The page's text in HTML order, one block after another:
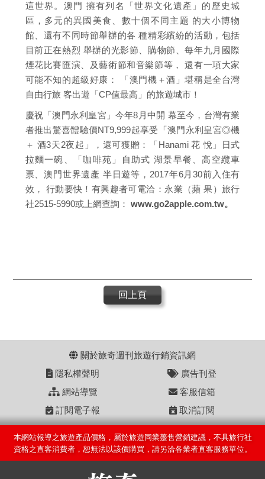
這世界。澳門 擁有列名「世界文化遺產」的歷史城
區，多元的異國美食、數十個不同主題 的大小博物
館、還有不同時節舉辦的各 種精彩繽紛的活動，包括
目前正在熱烈 舉辦的光影節、購物節、每年九月國際
煙花比賽匯演、及藝術節和音樂節等， 還有一項大家
可能不知的超級好康： 「澳門機＋酒」堪稱是全台灣
自由行旅 客出遊「CP值最高」的旅遊城市！
慶祝「澳門永利皇宮」今年8月中開 幕至今，台灣有業
者推出驚喜體驗價NT9,999起享受「澳門永利皇宮◎機
＋ 酒3天2夜起」，還可獲贈：「Hanami 花 悅」日式
拉麵一碗、「咖啡苑」自助式 湖景早餐、高空纜車
票、澳門世界遺產 半日遊等，2017年6月30前入住有
效， 行動要快！有興趣者可電洽：永業（蘋 果）旅行
社2515-5990或上網查詢： www.go2apple.com.tw。
回上頁
關於旅奇週刊旅遊行銷資訊網
隱私權聲明
廣告刊登
網站導覽
客服信箱
訂閱電子報
取消訂閱
本網站報導之旅遊產品價格，屬於旅遊同業躉售營銷建議，不具旅行社
資格之直客消費者，恕無法以該價購買，請另洽各業者直客服務單位。